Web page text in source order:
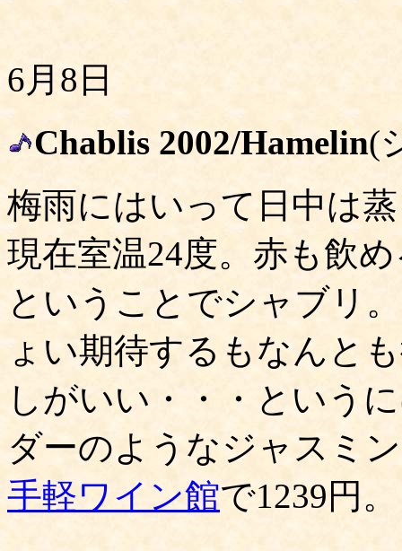
6月8日
Chablis 2002/Hamelin(
梅雨にはいって日中は
現在室温24度。赤も飲
ということでシャブリ
ょい期待するもなんと
しがいい・・・という
ダーのようなジャスミ
手軽ワイン館で1239円。